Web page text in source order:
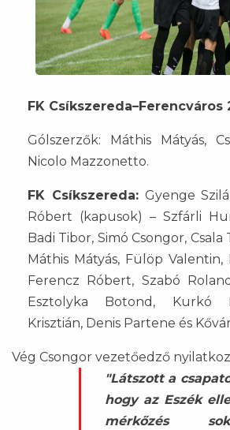
FK Csíkszereda–Ferencváros
Gólszerzők: Máthis Mátyás,
Nicolo Mazzonetto.
FK Csíkszereda:Gyenge
Róbert (kapusok) – Szfárli
Badi Tibor, Simó Csongor,
Máthis Mátyás, Fülöp Valentin,
Ferencz Róbert, Szabó
Esztolyka Botond, Kurkó
Krisztián, Denis Partene és
Vég Csongor vezetőedző
"Látszott a
hogy az Eszék
mérkőzés